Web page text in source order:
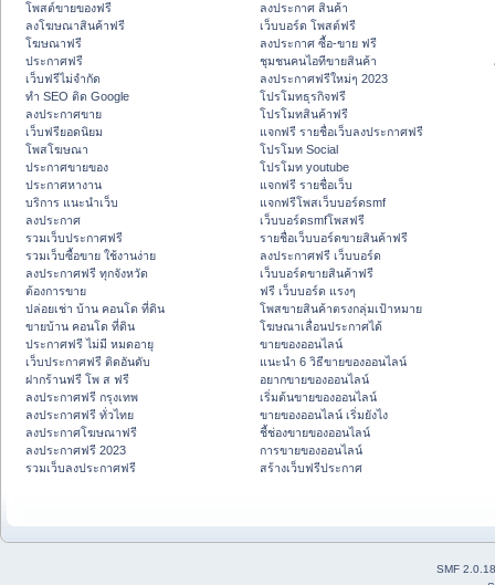
โพสต์ขายของฟรี
ลงโฆษณาสินค้าฟรี
โฆษณาฟรี
ประกาศฟรี
เว็บฟรีไม่จำกัด
ทำ SEO ติด Google
ลงประกาศขาย
เว็บฟรียอดนิยม
โพสโฆษณา
ประกาศขายของ
ประกาศหางาน
บริการ แนะนำเว็บ
ลงประกาศ
รวมเว็บประกาศฟรี
รวมเว็บซื้อขาย ใช้งานง่าย
ลงประกาศฟรี ทุกจังหวัด
ต้องการขาย
ปล่อยเช่า บ้าน คอนโด ที่ดิน
ขายบ้าน คอนโด ที่ดิน
ประกาศฟรี ไม่มี หมดอายุ
เว็บประกาศฟรี ติดอันดับ
ฝากร้านฟรี โพ ส ฟรี
ลงประกาศฟรี กรุงเทพ
ลงประกาศฟรี ทั่วไทย
ลงประกาศโฆษณาฟรี
ลงประกาศฟรี 2023
รวมเว็บลงประกาศฟรี
ลงประกาศ สินค้า
เว็บบอร์ด โพสต์ฟรี
ลงประกาศ ซื้อ-ขาย ฟรี
ชุมชนคนไอทีขายสินค้า
ลงประกาศฟรีใหม่ๆ 2023
โปรโมทธุรกิจฟรี
โปรโมทสินค้าฟรี
แจกฟรี รายชื่อเว็บลงประกาศฟรี
โปรโมท Social
โปรโมท youtube
แจกฟรี รายชื่อเว็บ
แจกฟรีโพสเว็บบอร์ดsmf
เว็บบอร์ดsmfโพสฟรี
รายชื่อเว็บบอร์ดขายสินค้าฟรี
ลงประกาศฟรี เว็บบอร์ด
เว็บบอร์ดขายสินค้าฟรี
ฟรี เว็บบอร์ด แรงๆ
โพสขายสินค้าตรงกลุ่มเป้าหมาย
โฆษณาเลื่อนประกาศได้
ขายของออนไลน์
แนะนำ 6 วิธีขายของออนไลน์
อยากขายของออนไลน์
เริ่มต้นขายของออนไลน์
ขายของออนไลน์ เริ่มยังไง
ชี้ช่องขายของออนไลน์
การขายของออนไลน์
สร้างเว็บฟรีประกาศ
SMF 2.0.18